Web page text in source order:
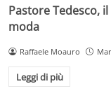
Pastore Tedesco,
moda
Raffaele Moauro
Leggi di più